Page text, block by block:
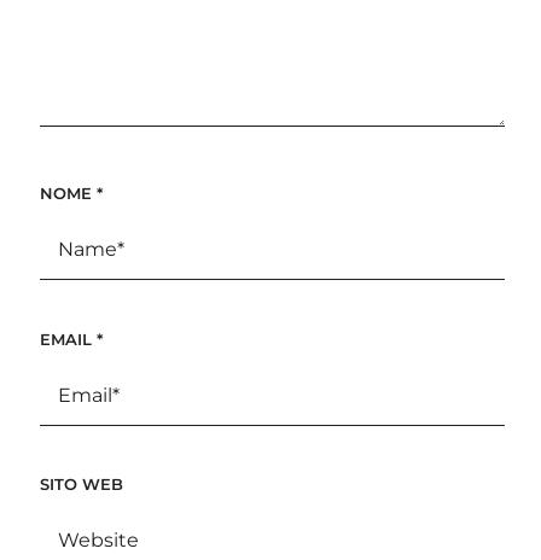
NOME *
EMAIL *
SITO WEB